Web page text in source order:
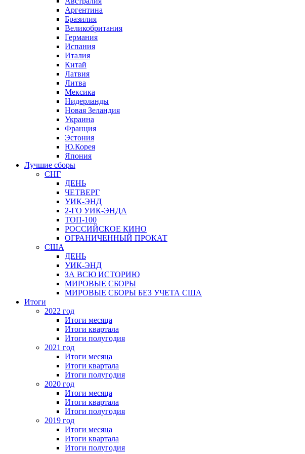
Аргентина
Бразилия
Великобритания
Германия
Испания
Италия
Китай
Латвия
Литва
Мексика
Нидерланды
Новая Зеландия
Украина
Франция
Эстония
Ю.Корея
Япония
Лучшие сборы
СНГ
ДЕНЬ
ЧЕТВЕРГ
УИК-ЭНД
2-ГО УИК-ЭНДА
ТОП-100
РОССИЙСКОЕ КИНО
ОГРАНИЧЕННЫЙ ПРОКАТ
США
ДЕНЬ
УИК-ЭНД
ЗА ВСЮ ИСТОРИЮ
МИРОВЫЕ СБОРЫ
МИРОВЫЕ СБОРЫ БЕЗ УЧЕТА США
Итоги
2022 год
Итоги месяца
Итоги квартала
Итоги полугодия
2021 год
Итоги месяца
Итоги квартала
Итоги полугодия
2020 год
Итоги месяца
Итоги квартала
Итоги полугодия
2019 год
Итоги месяца
Итоги квартала
Итоги полугодия